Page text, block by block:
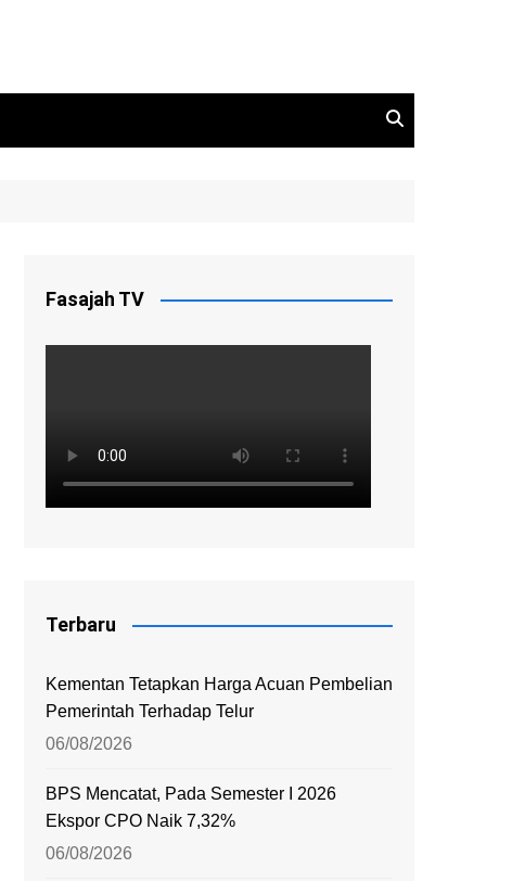
Fasajah TV
Terbaru
Kementan Tetapkan Harga Acuan Pembelian
Pemerintah Terhadap Telur
06/08/2026
BPS Mencatat, Pada Semester I 2026
Ekspor CPO Naik 7,32%
06/08/2026